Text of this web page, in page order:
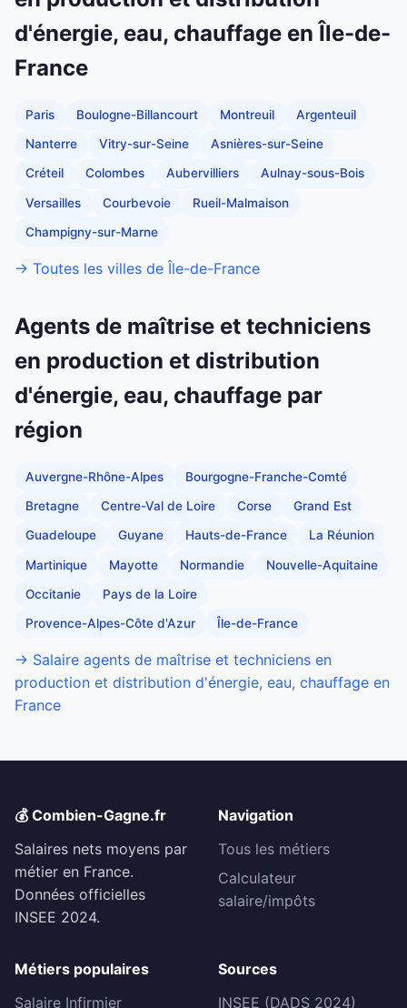
d'énergie, eau, chauffage en Île-de-
France
Paris Boulogne-Billancourt Montreuil Argenteuil
Nanterre Vitry-sur-Seine Asnières-sur-Seine
Créteil Colombes Aubervilliers Aulnay-sous-Bois
Versailles Courbevoie Rueil-Malmaison
Champigny-sur-Marne
→ Toutes les villes de Île-de-France
Agents de maîtrise et techniciens
en production et distribution
d'énergie, eau, chauffage par
région
Auvergne-Rhône-Alpes Bourgogne-Franche-Comté
Bretagne Centre-Val de Loire Corse Grand Est
Guadeloupe Guyane Hauts-de-France La Réunion
Martinique Mayotte Normandie Nouvelle-Aquitaine
Occitanie Pays de la Loire
Provence-Alpes-Côte d'Azur Île-de-France
→ Salaire agents de maîtrise et techniciens en
production et distribution d'énergie, eau, chauffage en
France
💰 Combien-Gagne.fr
Salaires nets moyens par
métier en France.
Données officielles
INSEE 2024.
Navigation
Tous les métiers
Calculateur
salaire/impôts
Métiers populaires
Salaire Infirmier
Sources
INSEE (DADS 2024)